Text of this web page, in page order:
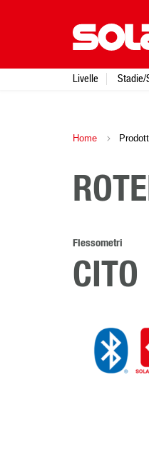
Home
Flessometri
CITO
Livelle Stadie/